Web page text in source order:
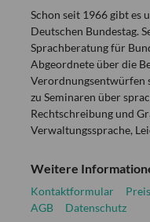
Schon seit 1966 gibt es
Deutschen Bundestag.
Sprachberatung für
Abgeordnete über die
Verordnungsentwürfen
zu Seminaren über
Rechtschreibung und
Verwaltungssprache,
Weitere
Kontaktformular
AGB
Datenschutz